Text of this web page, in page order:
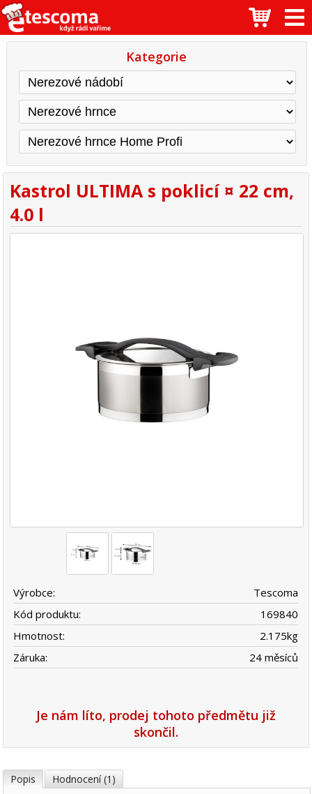
Kategorie
Kastrol ULTIMA s poklicí ¤ 22 cm,
4.0 l
Výrobce:
Tescoma
Kód produktu:
169840
Hmotnost:
2.175kg
Záruka:
24 měsíců
Je nám líto, prodej tohoto předmětu již
skončil.
Popis Hodnocení (1)